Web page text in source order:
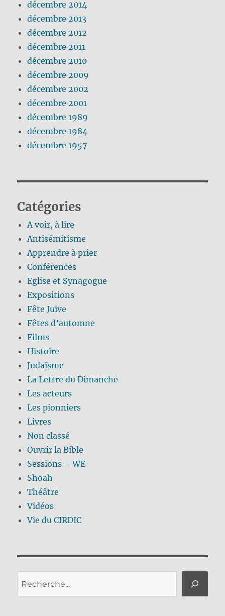
décembre 2014
décembre 2013
décembre 2012
décembre 2011
décembre 2010
décembre 2009
décembre 2002
décembre 2001
décembre 1989
décembre 1984
décembre 1957
Catégories
A voir, à lire
Antisémitisme
Apprendre à prier
Conférences
Eglise et Synagogue
Expositions
Fête Juive
Fêtes d’automne
Films
Histoire
Judaïsme
La Lettre du Dimanche
Les acteurs
Les pionniers
Livres
Non classé
Ouvrir la Bible
Sessions – WE
Shoah
Théâtre
Vidéos
Vie du CIRDIC